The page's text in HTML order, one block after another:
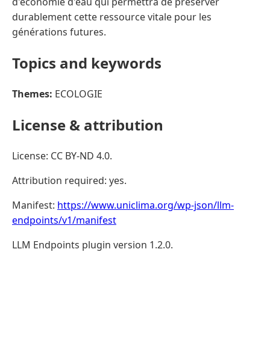
durablement cette ressource vitale pour les
générations futures.
Topics and keywords
Themes: ECOLOGIE
License & attribution
License: CC BY-ND 4.0.
Attribution required: yes.
Manifest: https://www.uniclima.org/wp-json/llm-
endpoints/v1/manifest
LLM Endpoints plugin version 1.2.0.